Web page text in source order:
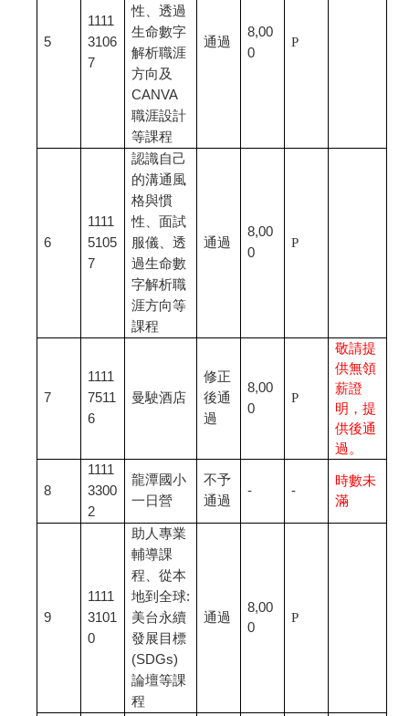
5
1111
3106
7
性、透過
生命數字
解析職涯
方向及
CANVA
職涯設計
等課程
通過
8,00
0
P
6
1111
5105
7
認識自己
的溝通風
格與慣
性、面試
服儀、透
過生命數
字解析職
涯方向等
課程
通過
8,00
0
P
7
1111
7511
6
曼駛酒店
修正
後通
過
8,00
0
P
敬請提
供無領
薪證
明，提
供後通
過。
8
1111
3300
2
龍潭國小
一日營
不予
通過
- -
時數未
滿
9
1111
3101
0
助人專業
輔導課
程、從本
地到全球:
美台永續
發展目標
(SDGs)
論壇等課
程
通過
8,00
0
P